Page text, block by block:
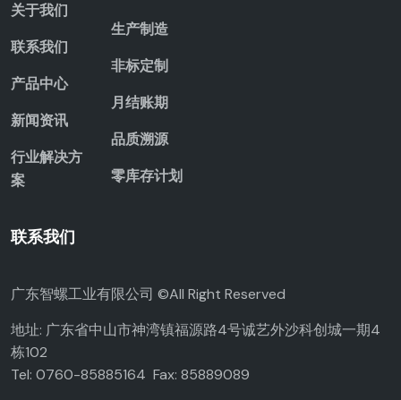
关于我们
联系我们
产品中心
新闻资讯
行业解决方
案
生产制造
非标定制
月结账期
品质溯源
零库存计划
联系我们
广东智螺工业有限公司 ©All Right Reserved
地址: 广东省中山市神湾镇福源路4号诚艺外沙科创城一期4
栋102
Tel: 0760-85885164 Fax: 85889089